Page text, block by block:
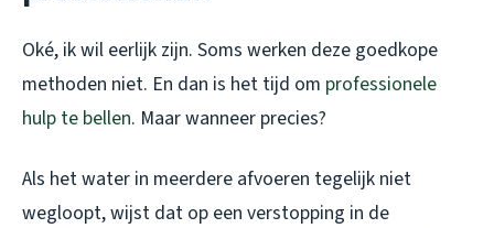
Oké, ik wil eerlijk zijn. Soms werken deze goedkope
methoden niet. En dan is het tijd om professionele
hulp te bellen. Maar wanneer precies?
Als het water in meerdere afvoeren tegelijk niet
wegloopt, wijst dat op een verstopping in de